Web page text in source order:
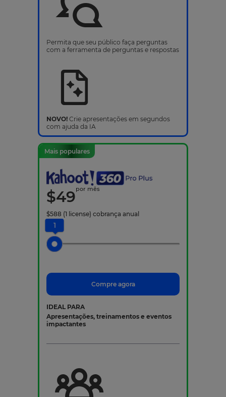
Permita que seu público faça perguntas
com a ferramenta de perguntas e respostas
NOVO! Crie apresentações em segundos
com ajuda da IA
Mais populares
$49por mês
$588 (1 license) cobrança anual
1
Compre agora
IDEAL PARA
Apresentações, treinamentos e eventos
impactantes